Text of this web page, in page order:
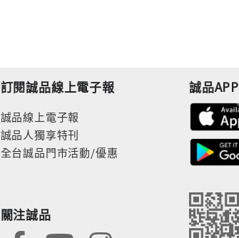
訂閱誠品線上電子報
誠品線上電子報
誠品人獨享特刊
全台誠品門市活動/優惠
關注誠品
誠品APP